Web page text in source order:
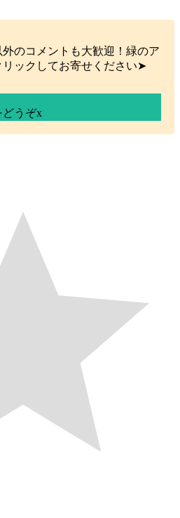
外のコメントも大歓迎！緑のア
リックしてお寄せください➤
どうぞx